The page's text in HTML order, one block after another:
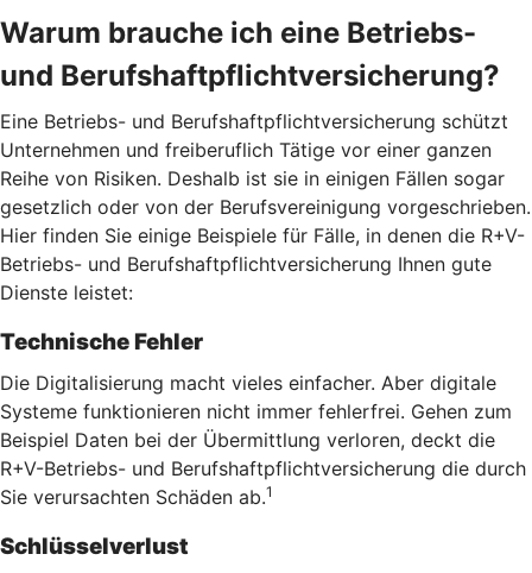
Warum brauche ich eine Betriebs-
und Berufshaftpflichtversicherung?
Eine Betriebs- und Berufshaftpflichtversicherung schützt
Unternehmen und freiberuflich Tätige vor einer ganzen
Reihe von Risiken. Deshalb ist sie in einigen Fällen sogar
gesetzlich oder von der Berufsvereinigung vorgeschrieben.
Hier finden Sie einige Beispiele für Fälle, in denen die R+V-
Betriebs- und Berufshaftpflichtversicherung Ihnen gute
Dienste leistet:
Technische Fehler
Die Digitalisierung macht vieles einfacher. Aber digitale
Systeme funktionieren nicht immer fehlerfrei. Gehen zum
Beispiel Daten bei der Übermittlung verloren, deckt die
R+V-Betriebs- und Berufshaftpflichtversicherung die durch
Sie verursachten Schäden ab.1
Schlüsselverlust